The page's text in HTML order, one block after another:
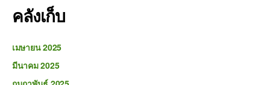
คลังเก็บ
เมษายน 2025
มีนาคม 2025